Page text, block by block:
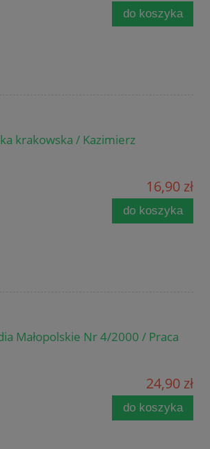
do koszyka
krakowska / Kazimierz
16,90 zł
do koszyka
Małopolskie Nr 4/2000 / Praca
24,90 zł
do koszyka